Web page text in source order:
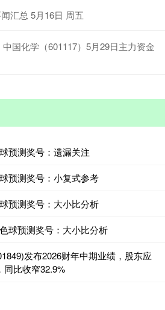
汇总 5月16日 周五
国化学（601117）5月29日主力资金
预测奖号：遗漏关注
预测奖号：小复式参考
预测奖号：大小比分析
球预测奖号：大小比分析
发布2026财年中期业绩，股东应
同比收窄32.9%